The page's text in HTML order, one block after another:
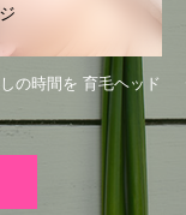
の時間を 育毛ヘッド